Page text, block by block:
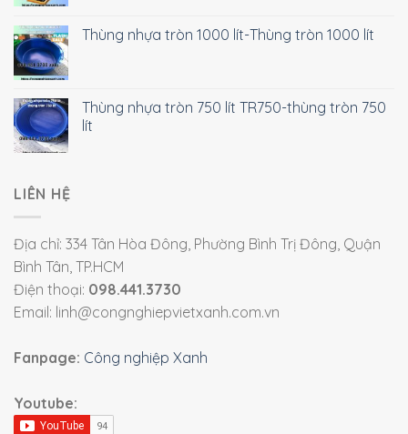
Thùng nhựa tròn 1000 lít-Thùng tròn 1000 lít
Thùng nhựa tròn 750 lít TR750-thùng tròn 750
lít
LIÊN HỆ
Địa chỉ: 334 Tân Hòa Đông, Phường Bình Trị Đông, Quận
Bình Tân, TP.HCM
Điện thoại: 098.441.3730
Email: linh@congnghiepvietxanh.com.vn
Fanpage: Công nghiệp Xanh
Youtube: